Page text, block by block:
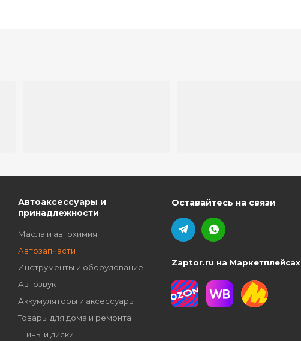
Автоаксессуары и
принадлежности
Масла и автохимия
Автозапчасти
Инструменты и оборудование
Автозвук
Аккумуляторы и аксессуары
Товары для дома и ремонта
Шины и диски
Оставайтесь на связи
Zaptor.ru на Маркетплейсах